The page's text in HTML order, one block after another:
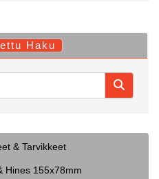
Haku
& Tarvikkeet
Hines 155x78mm